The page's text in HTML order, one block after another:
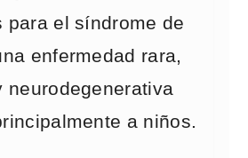
para el síndrome de
enfermedad rara,
neurodegenerativa
a niños.